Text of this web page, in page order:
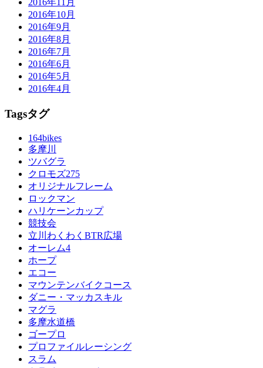
2016年11月
2016年10月
2016年9月
2016年8月
2016年7月
2016年6月
2016年5月
2016年4月
Tagsタグ
164bikes
多摩川
ツバグラ
クロモズ275
オリジナルフレーム
ロックマン
ハリケーンカップ
競技会
立川わくわくBTR広場
オーレム4
ホープ
エコー
マウンテンバイクコース
ダニー・マッカスキル
マグラ
多摩水道橋
ゴープロ
プロファイルレーシング
スラム